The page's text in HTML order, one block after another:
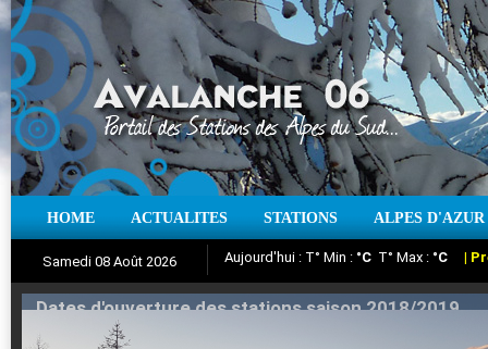
HOME ACTUALITES STATIONS ALPES D'AZUR
Samedi 08 Août 2026 Iso à 0° :m Neige sur 12 heures :cm